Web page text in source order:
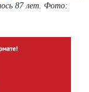
87 лет. Фото: